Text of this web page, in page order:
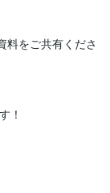
料をご共有くださ
！